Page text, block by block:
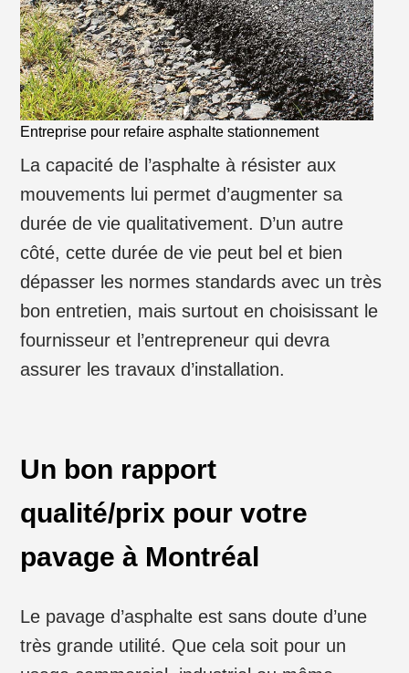
Entreprise pour refaire asphalte stationnement
La capacité de l’asphalte à résister aux
mouvements lui permet d’augmenter sa
durée de vie qualitativement. D’un autre
côté, cette durée de vie peut bel et bien
dépasser les normes standards avec un très
bon entretien, mais surtout en choisissant le
fournisseur et l’entrepreneur qui devra
assurer les travaux d’installation.
Un bon rapport
qualité/prix pour votre
pavage à Montréal
Le pavage d’asphalte est sans doute d’une
très grande utilité. Que cela soit pour un